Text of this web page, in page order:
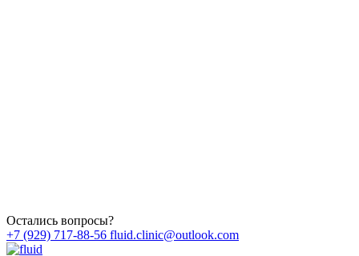
Остались вопросы?
+7 (929) 717-88-56 fluid.clinic@outlook.com